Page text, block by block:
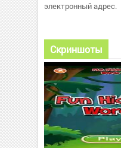
электронный адрес.
Скриншоты